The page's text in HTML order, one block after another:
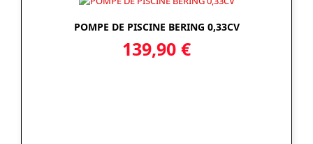
POMPE DE PISCINE BERING 0,33CV
139,90 €